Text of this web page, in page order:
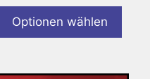
Optionen wählen